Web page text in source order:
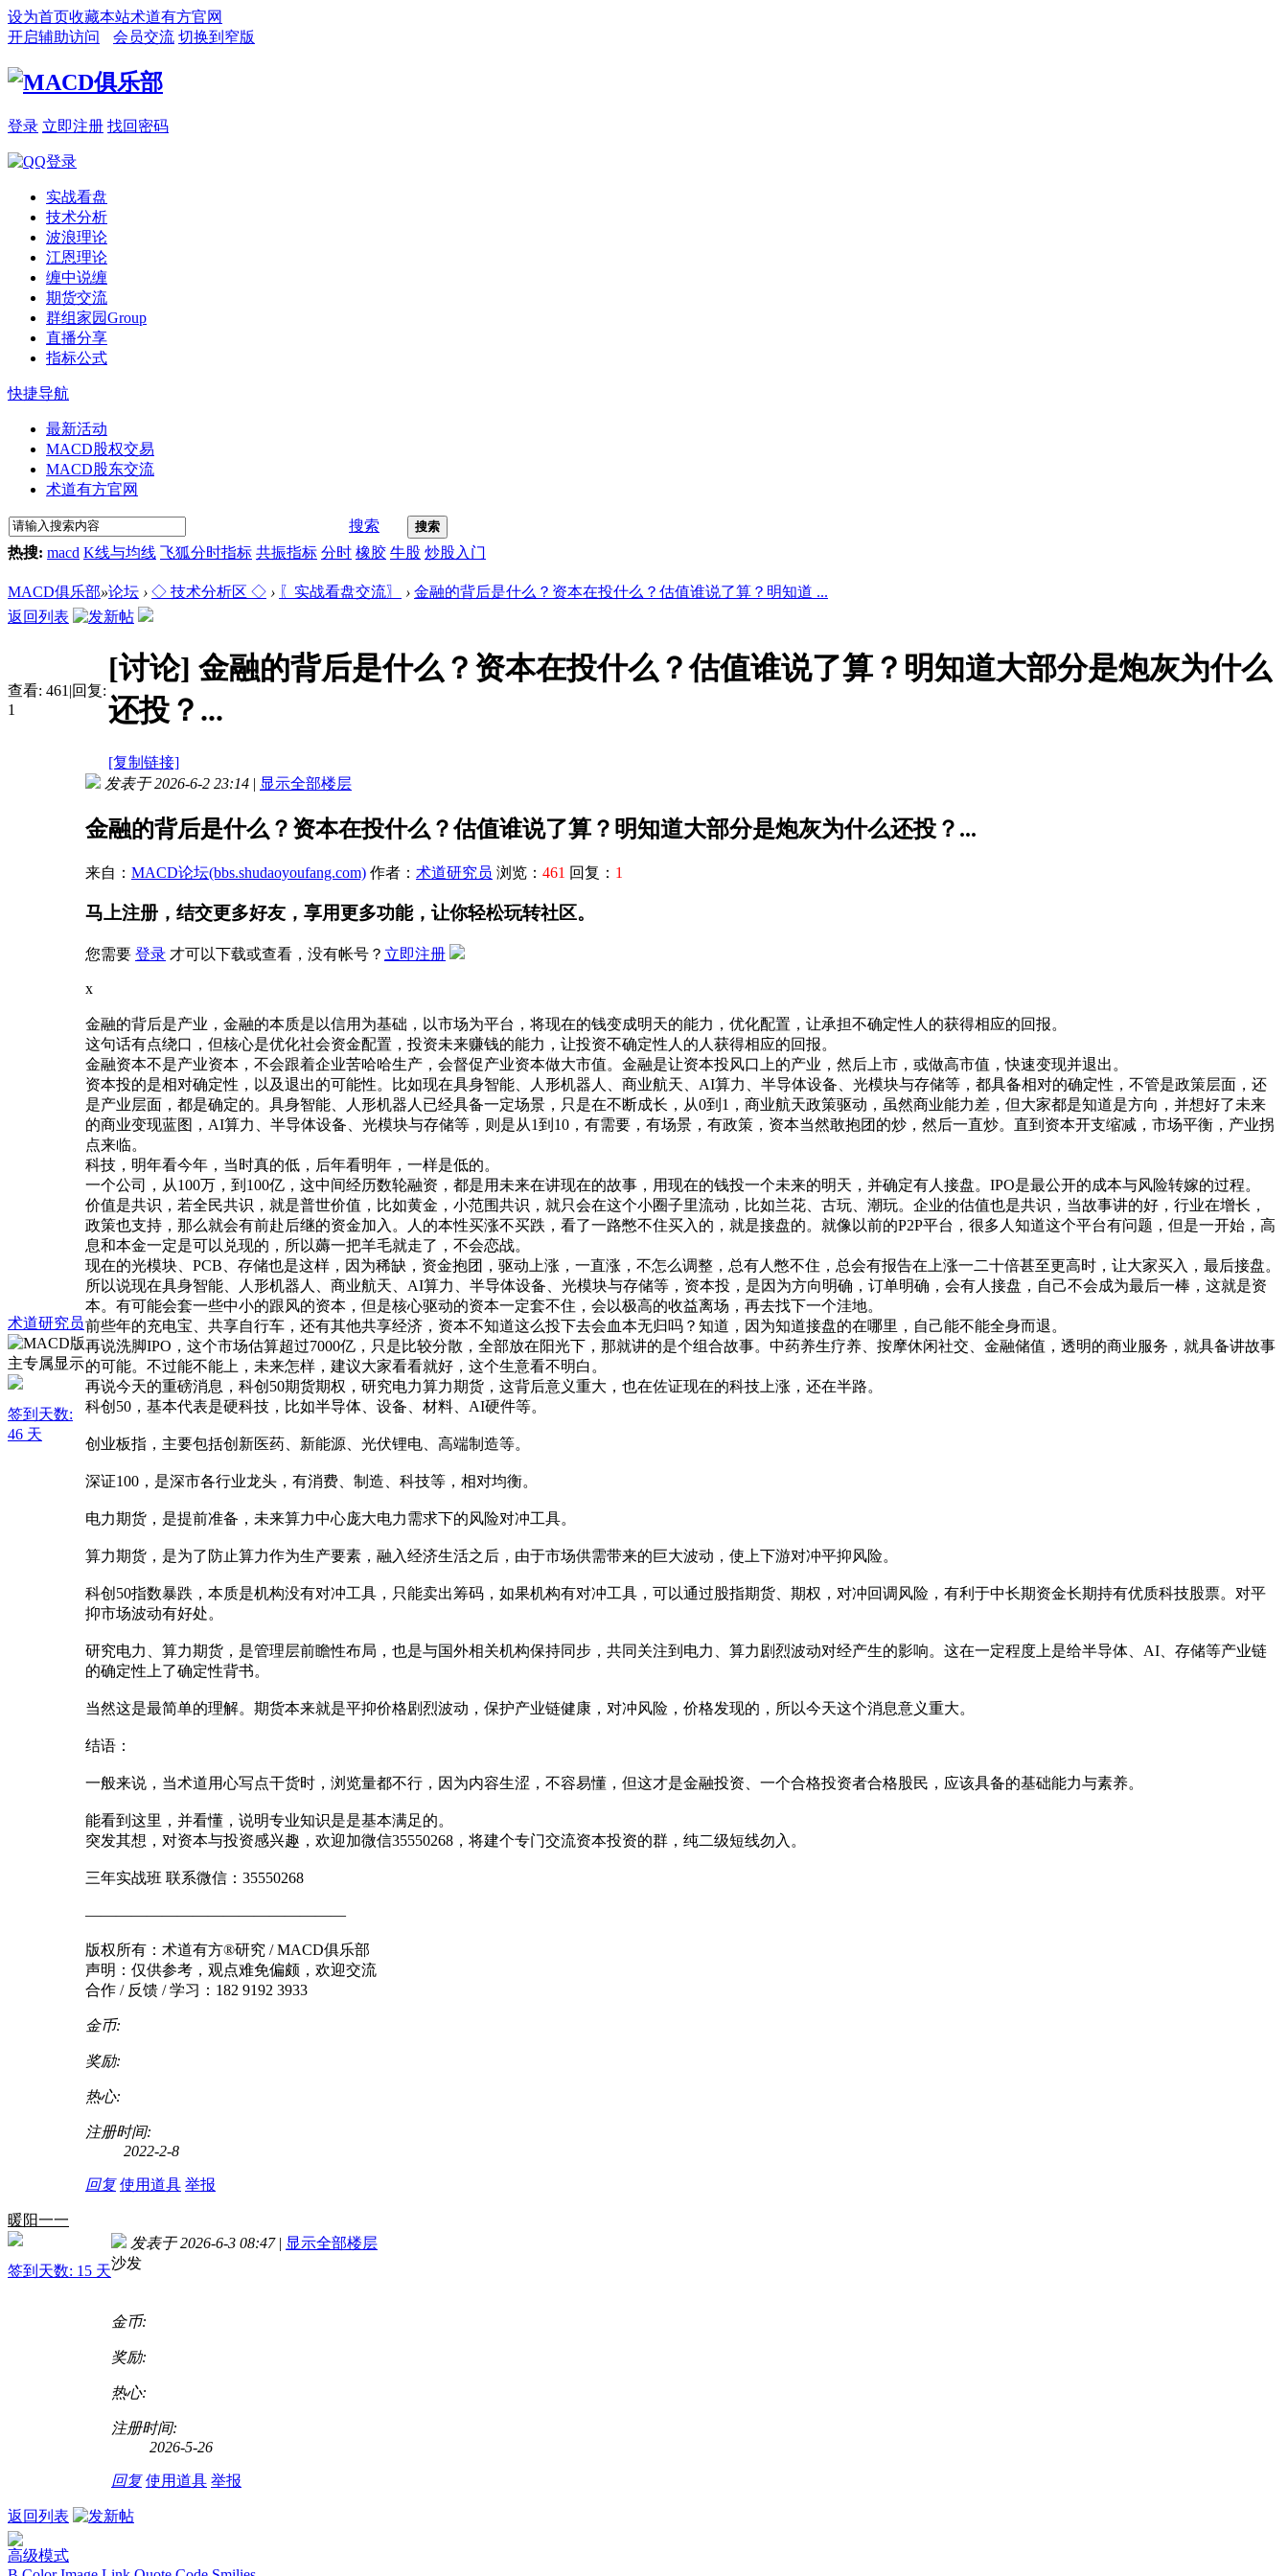
设为首页收藏本站术道有方官网
开启辅助访问
会员交流 切换到窄版
登录 立即注册 找回密码
实战看盘
技术分析
波浪理论
江恩理论
缠中说缠
期货交流
群组家园Group
直播分享
指标公式
快捷导航
最新活动
MACD股权交易
MACD股东交流
术道有方官网
搜索 搜索
热搜: macd K线与均线 飞狐分时指标 共振指标 分时 橡胶 牛股 炒股入门
MACD俱乐部»论坛 › ◇ 技术分析区 ◇ › 〖实战看盘交流〗 › 金融的背后是什么？资本在投什么？估值谁说了算？明知道 ...
返回列表
查看: 461 |回复:
1
[讨论] 金融的背后是什么？资本在投什么？估值谁说了算？明知道大部分是炮灰为什么
还投？...
[复制链接]
术道研究员
签到天数:
46 天
发表于 2026-6-2 23:14 | 显示全部楼层
金融的背后是什么？资本在投什么？估值谁说了算？明知道大部分是炮灰为什么还投？...
来自： MACD论坛(bbs.shudaoyoufang.com) 作者： 术道研究员 浏览： 461 回复： 1
马上注册，结交更多好友，享用更多功能，让你轻松玩转社区。
您需要 登录 才可以下载或查看，没有帐号？ 立即注册
x
金融的背后是产业，金融的本质是以信用为基础，以市场为平台，将现在的钱变成明天的能力，优化配置，让承担不确定性人的获得相应的回报。
这句话有点绕口，但核心是优化社会资金配置，投资未来赚钱的能力，让投资不确定性人的人获得相应的回报。
金融资本不是产业资本，不会跟着企业苦哈哈生产，会督促产业资本做大市值。金融是让资本投风口上的产业，然后上市，或做高市值，快速变现并退出。
资本投的是相对确定性，以及退出的可能性。比如现在具身智能、人形机器人、商业航天、AI算力、半导体设备、光模块与存储等，都具备相对的确定性，不管是政策层面，还
是产业层面，都是确定的。具身智能、人形机器人已经具备一定场景，只是在不断成长，从0到1，商业航天政策驱动，虽然商业能力差，但大家都是知道是方向，并想好了未来
的商业变现蓝图，AI算力、半导体设备、光模块与存储等，则是从1到10，有需要，有场景，有政策，资本当然敢抱团的炒，然后一直炒。直到资本开支缩减，市场平衡，产业拐
点来临。
科技，明年看今年，当时真的低，后年看明年，一样是低的。
一个公司，从100万，到100亿，这中间经历数轮融资，都是用未来在讲现在的故事，用现在的钱投一个未来的明天，并确定有人接盘。IPO是最公开的成本与风险转嫁的过程。
价值是共识，若全民共识，就是普世价值，比如黄金，小范围共识，就只会在这个小圈子里流动，比如兰花、古玩、潮玩。企业的估值也是共识，当故事讲的好，行业在增长，
政策也支持，那么就会有前赴后继的资金加入。人的本性买涨不买跌，看了一路憋不住买入的，就是接盘的。就像以前的P2P平台，很多人知道这个平台有问题，但是一开始，高
息和本金一定是可以兑现的，所以薅一把羊毛就走了，不会恋战。
现在的光模块、PCB、存储也是这样，因为稀缺，资金抱团，驱动上涨，一直涨，不怎么调整，总有人憋不住，总会有报告在上涨一二十倍甚至更高时，让大家买入，最后接盘。
所以说现在具身智能、人形机器人、商业航天、AI算力、半导体设备、光模块与存储等，资本投，是因为方向明确，订单明确，会有人接盘，自己不会成为最后一棒，这就是资
本。有可能会套一些中小的跟风的资本，但是核心驱动的资本一定套不住，会以极高的收益离场，再去找下一个洼地。
前些年的充电宝、共享自行车，还有其他共享经济，资本不知道这么投下去会血本无归吗？知道，因为知道接盘的在哪里，自己能不能全身而退。
再说洗脚IPO，这个市场估算超过7000亿，只是比较分散，全部放在阳光下，那就讲的是个组合故事。中药养生疗养、按摩休闲社交、金融储值，透明的商业服务，就具备讲故事
的可能。不过能不能上，未来怎样，建议大家看看就好，这个生意看不明白。
再说今天的重磅消息，科创50期货期权，研究电力算力期货，这背后意义重大，也在佐证现在的科技上涨，还在半路。
科创50，基本代表是硬科技，比如半导体、设备、材料、AI硬件等。
创业板指，主要包括创新医药、新能源、光伏锂电、高端制造等。
深证100，是深市各行业龙头，有消费、制造、科技等，相对均衡。
电力期货，是提前准备，未来算力中心庞大电力需求下的风险对冲工具。
算力期货，是为了防止算力作为生产要素，融入经济生活之后，由于市场供需带来的巨大波动，使上下游对冲平抑风险。
科创50指数暴跌，本质是机构没有对冲工具，只能卖出筹码，如果机构有对冲工具，可以通过股指期货、期权，对冲回调风险，有利于中长期资金长期持有优质科技股票。对平
抑市场波动有好处。
研究电力、算力期货，是管理层前瞻性布局，也是与国外相关机构保持同步，共同关注到电力、算力剧烈波动对经产生的影响。这在一定程度上是给半导体、AI、存储等产业链
的确定性上了确定性背书。
当然这是最简单的理解。期货本来就是平抑价格剧烈波动，保护产业链健康，对冲风险，价格发现的，所以今天这个消息意义重大。
结语：
一般来说，当术道用心写点干货时，浏览量都不行，因为内容生涩，不容易懂，但这才是金融投资、一个合格投资者合格股民，应该具备的基础能力与素养。
能看到这里，并看懂，说明专业知识是是基本满足的。
突发其想，对资本与投资感兴趣，欢迎加微信35550268，将建个专门交流资本投资的群，纯二级短线勿入。
三年实战班 联系微信：35550268
—————————————————
版权所有：术道有方®研究 / MACD俱乐部
声明：仅供参考，观点难免偏颇，欢迎交流
合作 / 反馈 / 学习：182 9192 3933
金币:
奖励:
热心:
注册时间:
2022-2-8
回复 使用道具 举报
暖阳一一
签到天数: 15 天
发表于 2026-6-3 08:47 | 显示全部楼层
沙发
金币:
奖励:
热心:
注册时间:
2026-5-26
回复 使用道具 举报
返回列表
高级模式